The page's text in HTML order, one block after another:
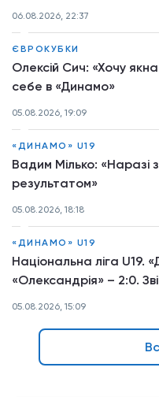
06.08.2026, 22:37
ЄВРОКУБКИ
Олексій Сич: «Хочу
себе в «Динамо»
05.08.2026, 19:09
«ДИНАМО» U19
Вадим Мілько:
результатом»
05.08.2026, 18:18
«ДИНАМО» U19
Національна ліга U19.
«Олександрія» – 2:0.
05.08.2026, 15:09